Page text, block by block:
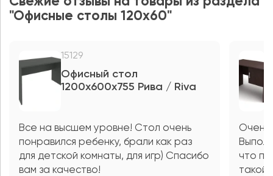
"Офисные столы 120х60"
15129
Офисный стол
1200x600x755 Рива / Riva
Все на высшем уровне! Стол очень
понравился ребенку, брали как раз
для детской комнаты, для игр) Спасибо
вам за качество!
Очень
что
такой